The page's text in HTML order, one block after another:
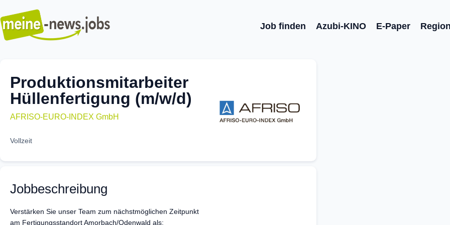
Job finden Azubi-KINO E-Paper
Produktionsmitarbeiter
Hüllenfertigung (m/w/d)
AFRISO-EURO-INDEX GmbH
Vollzeit
Jobbeschreibung
Verstärken Sie unser Team zum nächstmöglichen Zeitpunkt
am Fertigungsstandort Amorbach/Odenwald als: